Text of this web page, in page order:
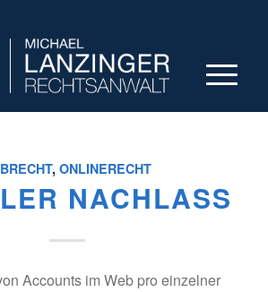
,ONLINERECHT
NACHLASS
Accounts im Web pro einzelner